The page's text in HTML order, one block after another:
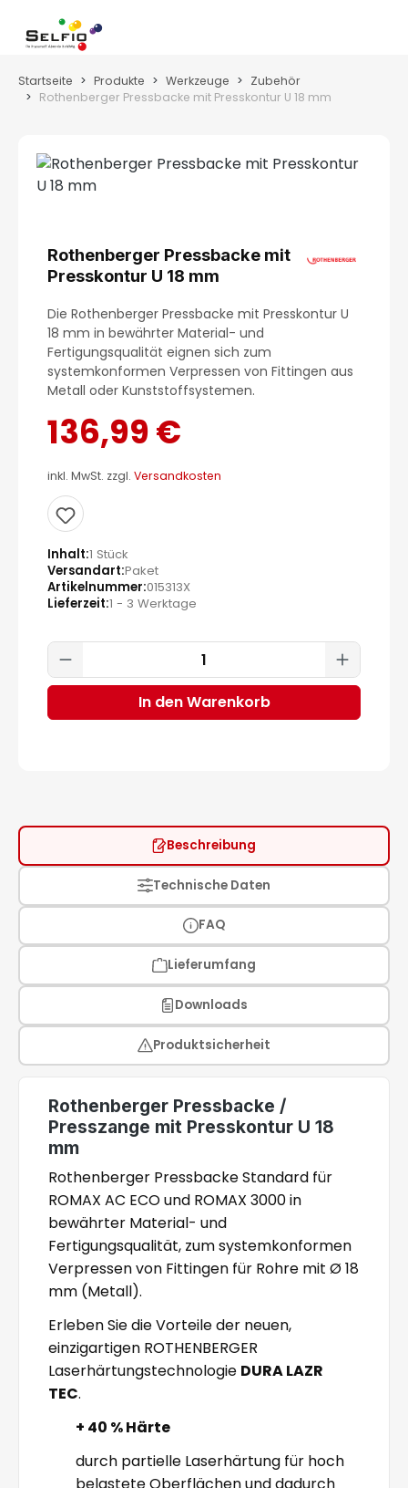
Zum Hauptinhalt springen
Startseite Produkte Werkzeuge
Zubehör
Rothenberger Pressbacke mit Presskontur U 18 mm
Rothenberger Pressbacke mit
Presskontur U 18 mm
Die Rothenberger Pressbacke mit Presskontur U
18 mm in bewährter Material- und
Fertigungsqualität eignen sich zum
systemkonformen Verpressen von Fittingen aus
Metall oder Kunststoffsystemen.
136,99 €
inkl. MwSt. zzgl. Versandkosten
Inhalt 1 Stück
Versandart Paket
Artikelnummer 015313X
Lieferzeit 1 - 3 Werktage
Produkt Anzahl: Gib den
In den Warenkorb
Beschreibung
Technische Daten
FAQ
Lieferumfang
Downloads
Produktsicherheit
Rothenberger Pressbacke /
Presszange mit Presskontur U 18
mm
Rothenberger Pressbacke Standard für
ROMAX AC ECO und ROMAX 3000 in
bewährter Material- und
Fertigungsqualität, zum systemkonformen
Verpressen von Fittingen für Rohre mit Ø 18
mm (Metall).
Erleben Sie die Vorteile der neuen,
einzigartigen ROTHENBERGER
Laserhärtungstechnologie DURA LAZR
TEC.
+ 40 % Härte
durch partielle Laserhärtung für hoch
belastete Oberflächen und dadurch